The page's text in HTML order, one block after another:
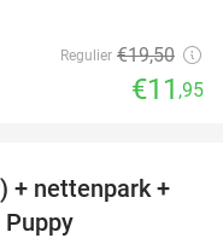
Regulier €19,50
€11 ,95
46%
+ nettenpark +